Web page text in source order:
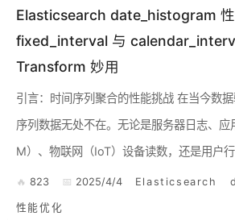
Elasticsearch date_histogram 性
fixed_interval 与
Transform 妙用
引言：时间序列聚合的性能挑战 在当今数据驱动的世界里，时间
序列数据无处不在。无论是服务器日志、应
M）、物联网（IoT）设备读数，还是用户
有效地分析这些按时间排序的数据点，以提
s...
823 2025/4/4 Elasticsearch
性能优化